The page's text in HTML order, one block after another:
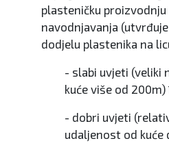
plasteničku
navodnjavanja
dodjelu plastenika na
- slabi uvjeti (veliki
kuće više od 200m)
- dobri uvjeti
udaljenost od kuće